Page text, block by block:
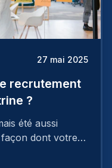
27 mai 2025
recrutement
?
été aussi
façon dont votre